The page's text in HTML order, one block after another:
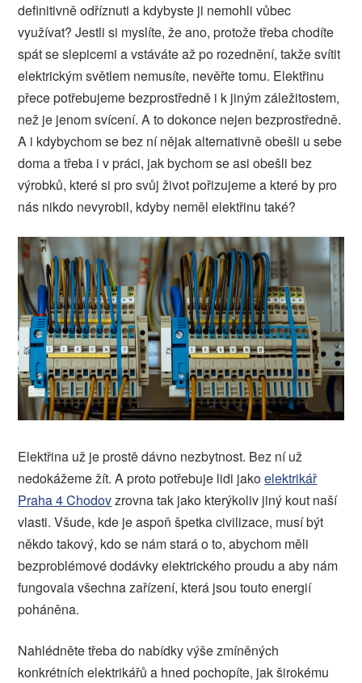
definitivně odříznuti a kdybyste ji nemohli vůbec
využívat? Jestli si myslíte, že ano, protože třeba chodíte
spát se slepicemi a vstáváte až po rozednění, takže svítit
elektrickým světlem nemusíte, nevěřte tomu. Elektřinu
přece potřebujeme bezprostředně i k jiným záležitostem,
než je jenom svícení. A to dokonce nejen bezprostředně.
A i kdybychom se bez ní nějak alternativně obešli u sebe
doma a třeba i v práci, jak bychom se asi obešli bez
výrobků, které si pro svůj život pořizujeme a které by pro
nás nikdo nevyrobil, kdyby neměl elektřinu také?
Elektřina už je prostě dávno nezbytnost. Bez ní už
nedokážeme žít. A proto potřebuje lidi jakoelektrikář
Praha 4 Chodovzrovna tak jako kterýkoliv jiný kout naší
vlasti. Všude, kde je aspoň špetka civilizace, musí být
někdo takový, kdo se nám stará o to, abychom měli
bezproblémové dodávky elektrického proudu a aby nám
fungovala všechna zařízení, která jsou touto energií
poháněna.
Nahlédněte třeba do nabídky výše zmíněných
konkrétních elektrikářů a hned pochopíte, jak širokému